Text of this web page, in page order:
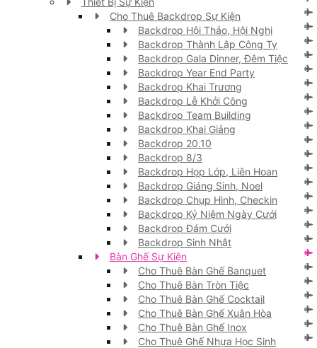
Cho Thuê Backdrop Sự Kiện
Backdrop Hội Thảo, Hội Nghị
Backdrop Thành Lập Công Ty
Backdrop Gala Dinner, Đêm Tiệc
Backdrop Year End Party
Backdrop Khai Trương
Backdrop Lễ Khởi Công
Backdrop Team Building
Backdrop Khai Giảng
Backdrop 20.10
Backdrop 8/3
Backdrop Họp Lớp, Liên Hoan
Backdrop Giáng Sinh, Noel
Backdrop Chụp Hình, Checkin
Backdrop Kỷ Niệm Ngày Cưới
Backdrop Đám Cưới
Backdrop Sinh Nhật
Bàn Ghế Sự Kiện
Cho Thuê Bàn Ghế Banquet
Cho Thuê Bàn Tròn Tiệc
Cho Thuê Bàn Ghế Cocktail
Cho Thuê Bàn Ghế Xuân Hòa
Cho Thuê Bàn Ghế Inox
Cho Thuê Ghế Nhựa Học Sinh